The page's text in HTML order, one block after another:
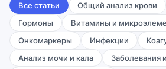
Все статьи Общий анализ крови
Гормоны
Витамины и
Онкомаркеры
Инфекции
Анализ мочи и кала
Заболевания